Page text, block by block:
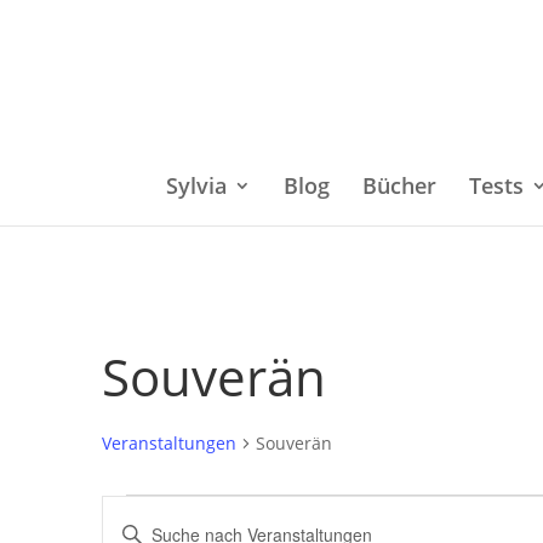
Sylvia Blog Bücher Tests
Souverän
Veranstaltungen Souverän
Veranstaltungen
Bitte